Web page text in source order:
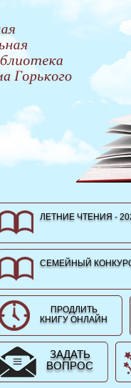
ЛЕТНИЕ ЧТЕНИЯ -
СЕМЕЙНЫЙ
ПРОДЛИТЬ
КНИГУ ОНЛАЙН
ЗАДАТЬ
ВОПРОС